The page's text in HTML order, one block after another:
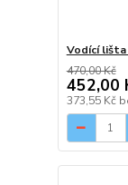
Vodící lišta
470,00 Kč
452,00
373,55 Kč